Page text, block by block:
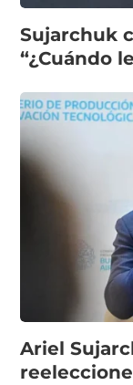
Sujarchuk
“¿Cuándo
Ariel